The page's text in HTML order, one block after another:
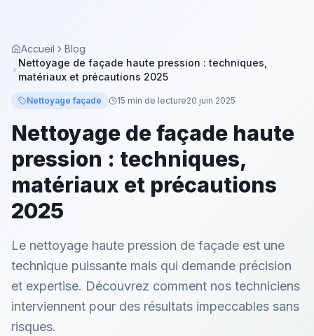
Accueil
Blog
Nettoyage de façade haute pression : techniques,
matériaux et précautions 2025
Nettoyage façade 15 min de lecture20 juin 2025
Nettoyage de façade haute
pression : techniques,
matériaux et précautions
2025
Le nettoyage haute pression de façade est une
technique puissante mais qui demande précision
et expertise. Découvrez comment nos techniciens
interviennent pour des résultats impeccables sans
risques.